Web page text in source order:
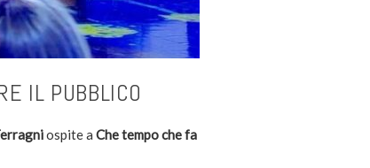
IL PUBBLICO
ospite a Che tempo che fa